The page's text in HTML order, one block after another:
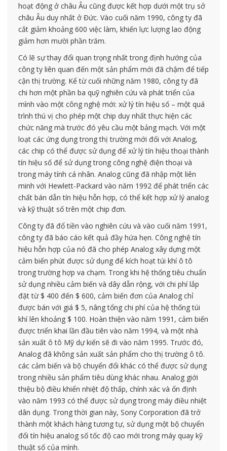
hoạt động ở châu Âu cũng được kết hợp dưới một trụ sở
châu Âu duy nhất ở Đức. Vào cuối năm 1990, công ty đã
cắt giảm khoảng 600 việc làm, khiến lực lượng lao động
giảm hơn mười phần trăm.
Có lẽ sự thay đổi quan trọng nhất trong định hướng của
công ty liên quan đến một sản phẩm mới đã chậm để tiếp
cận thị trường. Kể từ cuối những năm 1980, công ty đã
chi hơn một phần ba quỹ nghiên cứu và phát triển của
mình vào một công nghệ mới: xử lý tín hiệu số – một quá
trình thú vị cho phép một chip duy nhất thực hiện các
chức năng mà trước đó yêu cầu một bảng mạch. Với một
loạt các ứng dụng trong thị trường mới đối với Analog,
các chip có thể được sử dụng để xử lý tín hiệu thoại thành
tín hiệu số để sử dụng trong công nghệ điện thoại và
trong máy tính cá nhân. Analog cũng đã nhập một liên
minh với Hewlett-Packard vào năm 1992 để phát triển các
chất bán dẫn tín hiệu hỗn hợp, có thể kết hợp xử lý analog
và kỹ thuật số trên một chip đơn.
Công ty đã đổ tiền vào nghiên cứu và vào cuối năm 1991,
công ty đã báo cáo kết quả đầy hứa hẹn. Công nghệ tín
hiệu hỗn hợp của nó đã cho phép Analog xây dựng một
cảm biến phút được sử dụng để kích hoạt túi khí ô tô
trong trường hợp va chạm. Trong khi hệ thống tiêu chuẩn
sử dụng nhiều cảm biến và dây dẫn rộng, với chi phí lắp
đặt từ $ 400 đến $ 600, cảm biến đơn của Analog chỉ
được bán với giá $ 5, nâng tổng chi phí của hệ thống túi
khí lên khoảng $ 100. Hoàn thiện vào năm 1991, cảm biến
được triển khai lần đầu tiên vào năm 1994, và một nhà
sản xuất ô tô Mỹ dự kiến ​​sẽ đi vào năm 1995. Trước đó,
Analog đã không sản xuất sản phẩm cho thị trường ô tô.
các cảm biến và bộ chuyển đổi khác có thể được sử dụng
trong nhiều sản phẩm tiêu dùng khác nhau. Analog giới
thiệu bộ điều khiển nhiệt độ thấp, chính xác và ổn định
vào năm 1993 có thể được sử dụng trong máy điều nhiệt
dân dụng. Trong thời gian này, Sony Corporation đã trở
thành một khách hàng tương tự, sử dụng một bộ chuyển
đổi tín hiệu analog số tốc độ cao mới trong máy quay kỹ
thuật số của mình.